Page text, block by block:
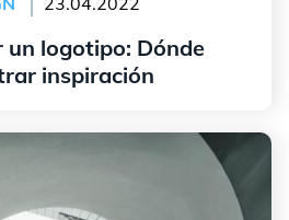
un logotipo: Dónde
inspiración
para crear equilibrio en el